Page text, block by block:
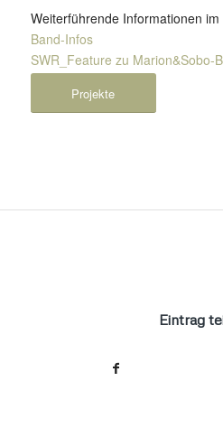
Weiterführende Informationen im
Band-Infos
SWR_Feature zu Marion&Sobo-
Projekte
Eintrag